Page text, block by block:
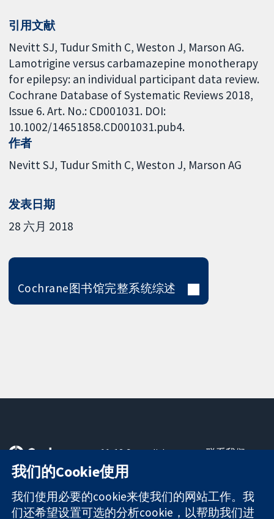
引用文献
Nevitt SJ, Tudur Smith C, Weston J, Marson AG.
Lamotrigine versus carbamazepine monotherapy
for epilepsy: an individual participant data review.
Cochrane Database of Systematic Reviews 2018,
Issue 6. Art. No.: CD001031. DOI:
10.1002/14651858.CD001031.pub4.
作者
Nevitt SJ Tudur Smith C Weston J Marson AG
发表日期
28 六月 2018
Cochrane图书馆完整系统综述
可信任的证据
知情决定
更完善的医疗健
11-13 Cavendish
Square
London
W1G 0AN
United Kingdom
联系我们
关于我们
工作机会
我们的Cookie使用
我们使用必要的cookie来使我们的网站工作。我
们还希望设置可选的分析cookie，以帮助我们进